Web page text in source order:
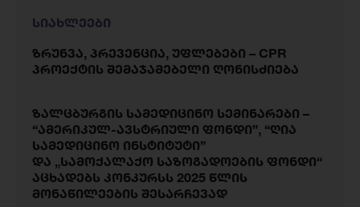
სიახლეები
ზრუნვა, პრევენცია, უფლებები – CPR
პროექტის შემაჯამებელი ღონისძიება
ზალცბურგის სამედიცინო სემინარები –
“ამერიკულ-ავსტრიული ფონდი”, “ღია
სამედიცინო ინსტიტუტი”
და „სამოქალაქო საზოგადოების ფონდი“
აცხადებს კონკურსს 2025 წლის
მონაწილეების შესარჩევად